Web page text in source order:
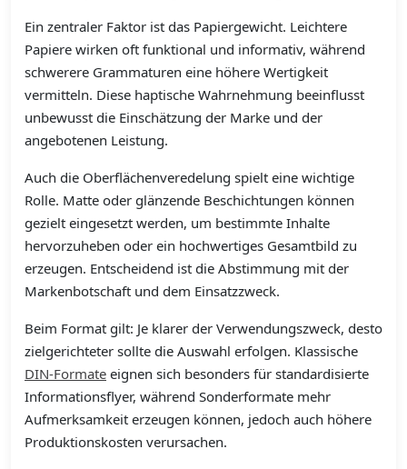
Ein zentraler Faktor ist das Papiergewicht. Leichtere
Papiere wirken oft funktional und informativ, während
schwerere Grammaturen eine höhere Wertigkeit
vermitteln. Diese haptische Wahrnehmung beeinflusst
unbewusst die Einschätzung der Marke und der
angebotenen Leistung.
Auch die Oberflächenveredelung spielt eine wichtige
Rolle. Matte oder glänzende Beschichtungen können
gezielt eingesetzt werden, um bestimmte Inhalte
hervorzuheben oder ein hochwertiges Gesamtbild zu
erzeugen. Entscheidend ist die Abstimmung mit der
Markenbotschaft und dem Einsatzzweck.
Beim Format gilt: Je klarer der Verwendungszweck, desto
zielgerichteter sollte die Auswahl erfolgen. Klassische
DIN-Formate eignen sich besonders für standardisierte
Informationsflyer, während Sonderformate mehr
Aufmerksamkeit erzeugen können, jedoch auch höhere
Produktionskosten verursachen.